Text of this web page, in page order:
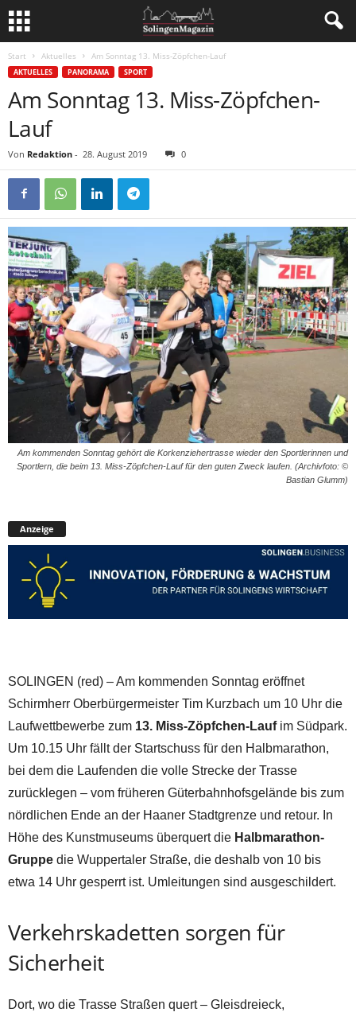
Start Aktuelles Am Sonntag 13. Miss-Zöpfchen-Lauf
AKTUELLES PANORAMA SPORT
Am Sonntag 13. Miss-Zöpfchen-
Lauf
Von Redaktion - 28. August 2019 0
Am kommenden Sonntag gehört die Korkenziehertrasse wieder den Sportlerinnen und
Sportlern, die beim 13. Miss-Zöpfchen-Lauf für den guten Zweck laufen. (Archivfoto: ©
Bastian Glumm)
Anzeige
SOLINGEN (red) – Am kommenden Sonntag eröffnet
Schirmherr Oberbürgermeister Tim Kurzbach um 10 Uhr die
Laufwettbewerbe zum 13. Miss-Zöpfchen-Laufim Südpark.
Um 10.15 Uhr fällt der Startschuss für den Halbmarathon,
bei dem die Laufenden die volle Strecke der Trasse
zurücklegen – vom früheren Güterbahnhofsgelände bis zum
nördlichen Ende an der Haaner Stadtgrenze und retour. In
Höhe des Kunstmuseums überquert die Halbmarathon-
Gruppe die Wuppertaler Straße, die deshalb von 10 bis
etwa 14 Uhr gesperrt ist. Umleitungen sind ausgeschildert.
Verkehrskadetten sorgen für
Sicherheit
Dort, wo die Trasse Straßen quert – Gleisdreieck,